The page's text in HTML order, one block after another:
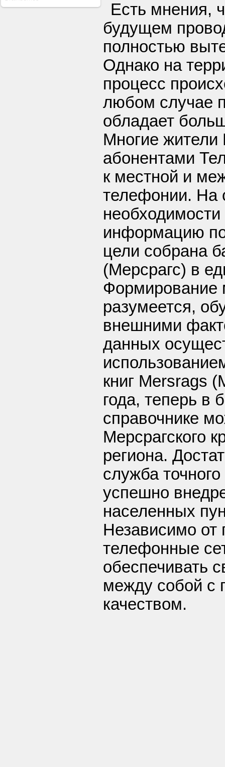
Есть мнения,
будущем
полностью
Однако на
процесс
любом случае
обладает
Многие жители
абонентами
к местной и
телефонии. На
информацию
цели собрана
(Мерсрагс) в
Формирование
разумеется,
внешними
данных
книг Mersrags
года, теперь в
справочнике
Мерсрагского
региона.
служба
успешно
населенных
Независимо от
телефонные
обеспечивать
между собой
качеством.